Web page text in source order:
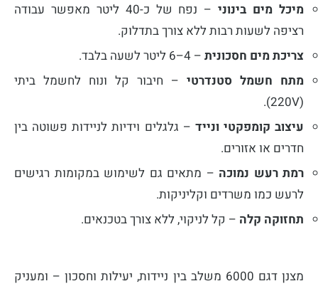
מיכל מים בינוני
– נפח של כ-40 ליטר מאפשר עבודה
רציפה לשעות רבות ללא צורך בתדלוק.
צריכת מים חסכונית – 4–6 ליטר לשעה בלבד.
מתח חשמל סטנדרטי – חיבור קל ונוח לחשמל ביתי
(220V).
עיצוב קומפקטי ונייד – גלגלים וידיות לניידות פשוטה בין
חדרים או אזורים.
רמת רעש נמוכה – מתאים גם לשימוש במקומות רגישים
לרעש כמו משרדים וקליניקות.
תחזוקה קלה – קל לניקוי, ללא צורך בטכנאים.
מצנן דגם 6000 משלב בין ניידות, יעילות וחסכון – ומעניק